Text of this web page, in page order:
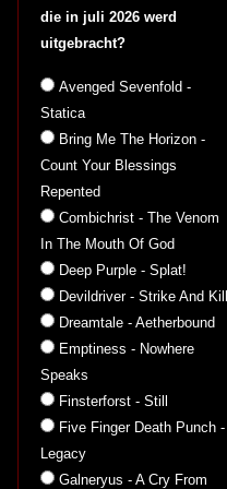
die in juli 2026 werd
uitgebracht?
Avenged Sevenfold -
Statica
Bring Me The Horizon -
Count Your Blessings
Repented
Combichrist - The Venom
In The Mouth Of God
Deep Purple - Splat!
Devildriver - Strike And Kill
Dreamtale - Aetherbound
Emptiness - Nowhere
Speaks
Finsterforst - Still
Five Finger Death Punch -
Legacy
Galneryus - A Cry From